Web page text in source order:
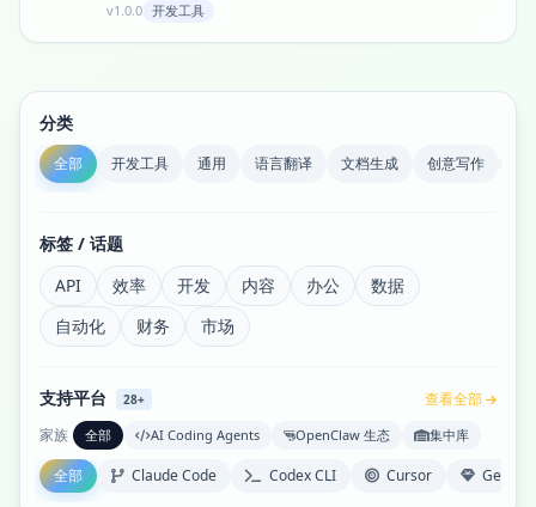
v1.0.0 开发工具
分类
全部 开发工具 通用 语言翻译 文档生成 创意写作
标签 / 话题
API
效率 开发 内容 办公
数据
自动化
财务 市场
支持平台 28+
查看全部
家族
全部 AI Coding Agents OpenClaw 生态 集中库
全部 Claude Code Codex CLI Cursor Gemini